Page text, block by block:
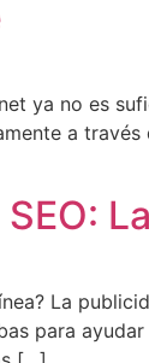
ya no es
a
La
para